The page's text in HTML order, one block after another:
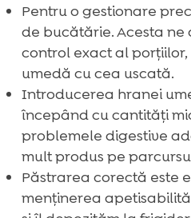
Pentru o gestionare
de bucătărie. Acesta ne
control exact al
umedă cu cea uscată.
Introducerea hranei
începând cu cantități
problemele digestive
mult produs pe
Păstrarea corectă este
menținerea